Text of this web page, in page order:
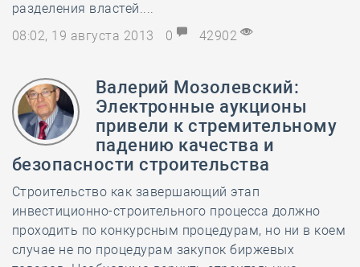
разделения властей....
08:02, 19 августа 2013
0 42902
Валерий Мозолевский:
Электронные аукционы
привели к стремительному
падению качества и
безопасности строительства
Строительство как завершающий этап
инвестиционно-строительного процесса должно
проходить по конкурсным процедурам, но ни в коем
случае не по процедурам закупок биржевых